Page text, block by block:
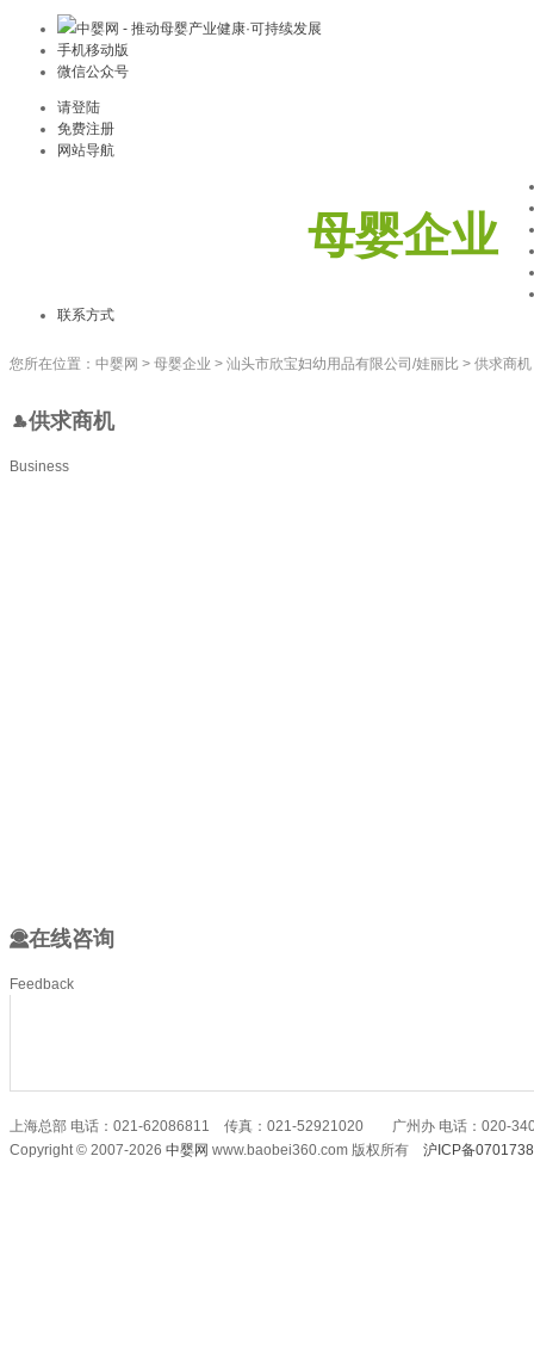
中婴网 - 推动母婴产业健康·可持续发展
手机移动版
微信公众号
请登陆
免费注册
网站导航
母婴企业
联系方式
您所在位置： 中婴网 > 母婴企业 > 汕头市欣宝妇幼用品有限公司/娃丽比 > 供求商机
供求商机
Business
在线咨询
Feedback
上海总部 电话：021-62086811 传真：021-52921020 广州办 电话：020-
Copyright © 2007-2026 中婴网 www.baobei360.com 版权所有 沪ICP备